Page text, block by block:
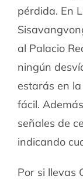
pérdida. En
al Palacio
ningún
estarás en
fácil.
señales de
indicando
Por si llevas